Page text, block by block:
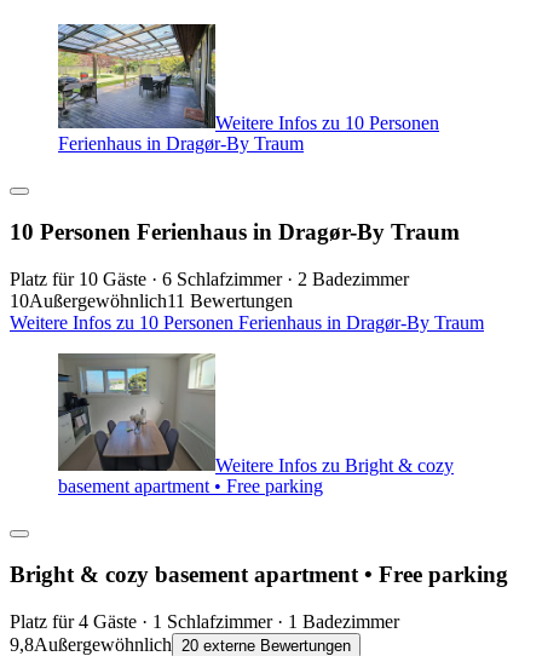
Weitere Infos zu 10 Personen
Ferienhaus in Dragør-By Traum
10 Personen Ferienhaus in Dragør-By Traum
Platz für 10 Gäste · 6 Schlafzimmer · 2 Badezimmer
10Außergewöhnlich11 Bewertungen
Weitere Infos zu 10 Personen Ferienhaus in Dragør-By Traum
Weitere Infos zu Bright & cozy
basement apartment • Free parking
Bright & cozy basement apartment • Free parking
Platz für 4 Gäste · 1 Schlafzimmer · 1 Badezimmer
9,8Außergewöhnlich 20 externe Bewertungen